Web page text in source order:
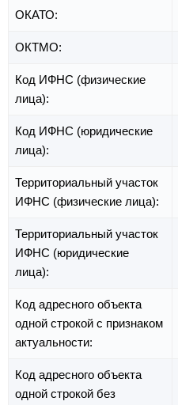
ОКАТО:
ОКТМО:
Код ИФНС (физические
лица):
Код ИФНС (юридические
лица):
Территориальный участок
ИФНС (физические лица):
Территориальный участок
ИФНС (юридические
лица):
Код адресного объекта
одной строкой с признаком
актуальности:
Код адресного объекта
одной строкой без